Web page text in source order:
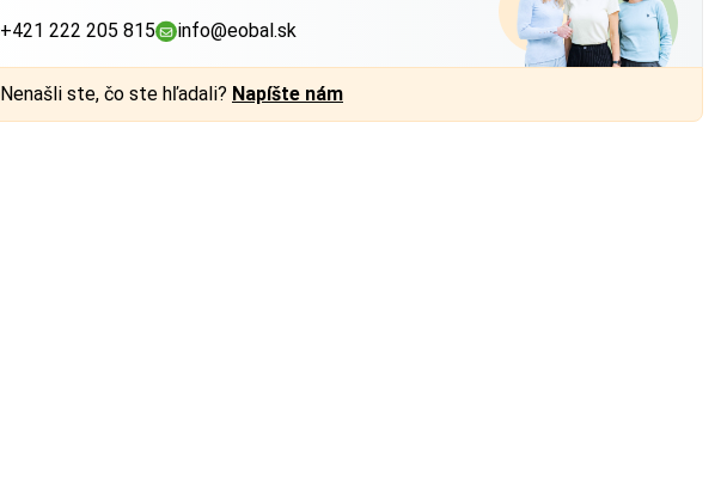
+421 222 205 815 info@eobal.sk
Nenašli ste, čo ste hľadali? Napíšte nám